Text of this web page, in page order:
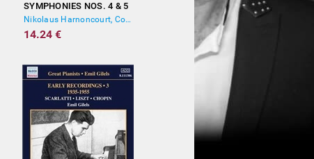
SYMPHONIES NOS. 4 & 5
Nikolaus Harnoncourt, Concentus Musicus Wien
14.24 €